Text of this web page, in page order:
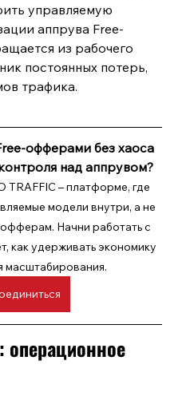
управляемую
аппрува Free-
из рабочего
постоянных потерь,
трафика.
офферами без хаоса
над аппрувом?
TRAFFIC – платформе, где
модели внутри, а не
Начни работать с
как удерживать экономику
масштабирования.
операционное